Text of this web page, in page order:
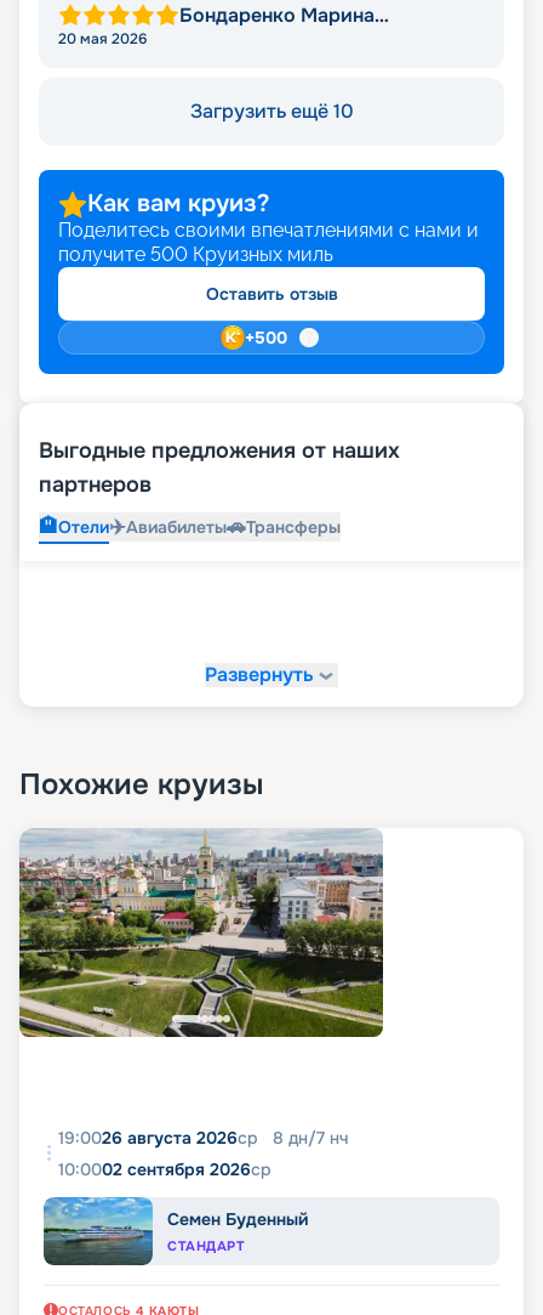
Бондаренко Марина
Михайловна
20 мая 2026
Загрузить ещё 10
Как вам круиз?
Поделитесь своими впечатлениями с нами и
получите 500 Круизных миль
Оставить отзыв
+500
Выгодные предложения от наших
партнеров
🏨Отели✈️Авиабилеты🚗Трансферы
Развернуть
Похожие круизы
19:0026 августа 2026ср 8 дн/7 нч
10:0002 сентября 2026ср
Семен Буденный
СТАНДАРТ
ОСТАЛОСЬ 4 КАЮТЫ